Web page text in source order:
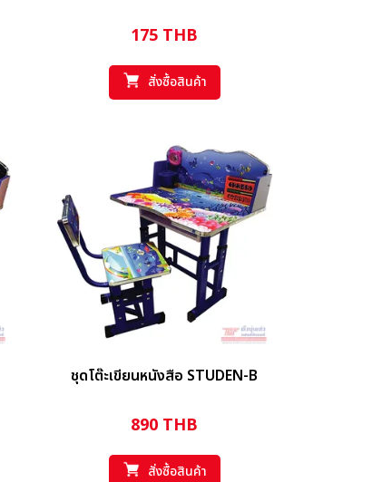
175 THB
สั่งซื้อสินค้า
ชุดโต๊ะเขียนหนังสือ STUDEN-B
890 THB
สั่งซื้อสินค้า